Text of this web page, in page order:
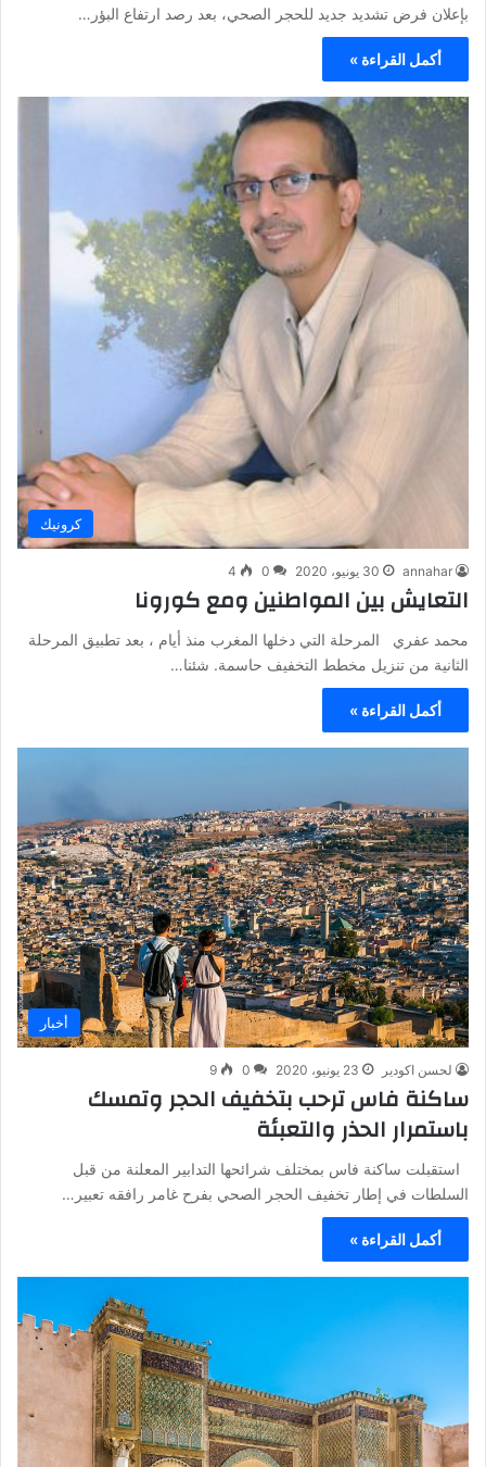
بإعلان فرض تشديد جديد للحجر الصحي، بعد رصد ارتفاع البؤر…
أكمل القراءة »
كرونيك
annahar 30 يونيو، 2020 0
4
التعايش بين المواطنين ومع كورونا
محمد عفري المرحلة التي دخلها المغرب منذ أيام ، بعد تطبيق المرحلة
الثانية من تنزيل مخطط التخفيف حاسمة. شئنا…
أكمل القراءة »
أخبار
لحسن اكودير 23 يونيو، 2020 0
9
ساكنة فاس ترحب بتخفيف الحجر وتمسك
باستمرار الحذر والتعبئة
استقبلت ساكنة فاس بمختلف شرائحها التدابير المعلنة من قبل
السلطات في إطار تخفيف الحجر الصحي بفرح غامر رافقه تعبير…
أكمل القراءة »